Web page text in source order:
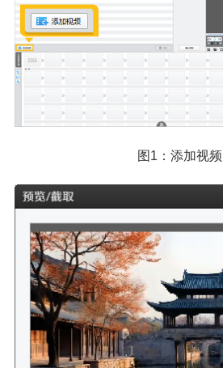
图1：添加视频